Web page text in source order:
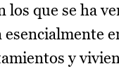
los que se ha
esencialmente
y